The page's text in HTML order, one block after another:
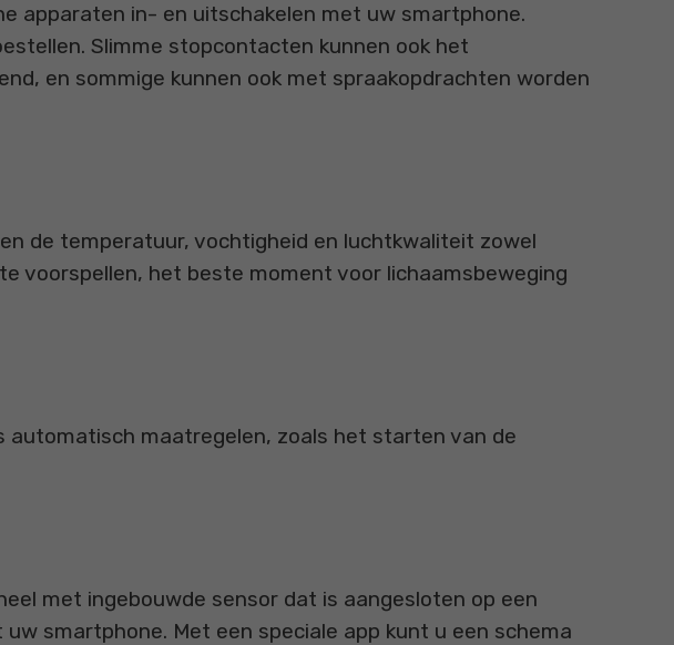
apparaten in- en uitschakelen met uw smartphone.
Slimme stopcontacten kunnen ook het
en sommige kunnen ook met spraakopdrachten worden
de temperatuur, vochtigheid en luchtkwaliteit zowel
voorspellen, het beste moment voor lichaamsbeweging
maatregelen, zoals het starten van de
met ingebouwde sensor dat is aangesloten op een
smartphone. Met een speciale app kunt u een schema